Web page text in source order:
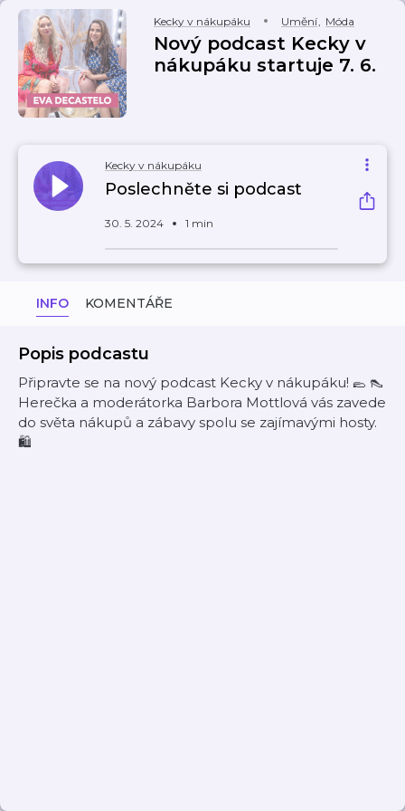
Kecky v nákupáku Umění, Móda
Nový podcast Kecky v
nákupáku startuje 7. 6.
Kecky v nákupáku
Poslechněte si podcast
30. 5. 2024 1 min
INFO KOMENTÁŘE
Popis podcastu
Připravte se na nový podcast Kecky v nákupáku! 🥿 👠
Herečka a moderátorka Barbora Mottlová vás zavede
do světa nákupů a zábavy spolu se zajímavými hosty.
🛍️